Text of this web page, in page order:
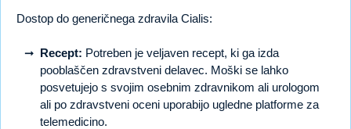
Dostop do generičnega zdravila Cialis:
Recept: Potreben je veljaven recept, ki ga izda
pooblaščen zdravstveni delavec. Moški se lahko
posvetujejo s svojim osebnim zdravnikom ali urologom
ali po zdravstveni oceni uporabijo ugledne platforme za
telemedicino.